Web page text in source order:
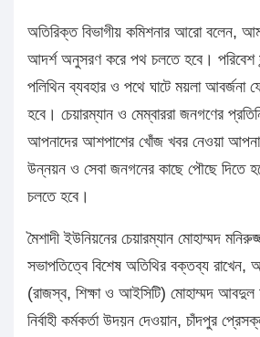
অতিরিক্ত বিভাগীয় কমিশনার আরো বলেন,
আদর্শ অনুসরণ করে পথ চলতে হবে। পরিবেশ
পলিথিন ব্যবহার ও পথে ঘাটে ময়লা আবর্জনা
হবে। চেয়ারম্যান ও মেম্বাররা জনগণের
আপনাদের আশপাশের খোঁজ খবর নেওয়া
উন্নয়ন ও সেবা জনগনের কাছে পৌছে দিতে
চলতে হবে।
মৈশাদী ইউনিয়নের চেয়ারম্যান মোহাম্মদ
সভাপতিত্বে বিশেষ অতিথির বক্তব্য রাখেন,
(রাজস্ব, শিক্ষা ও আইসিটি) মোহাম্মদ
নির্বাহী কর্মকর্তা উদয়ন দেওয়ান, চাঁদপুর